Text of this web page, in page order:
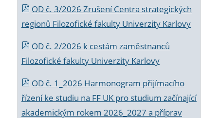
OD č. 3/2026 Zrušení Centra strategických
regionů Filozofické fakulty Univerzity Karlovy
OD č. 2/2026 k cestám zaměstnanců
Filozofické fakulty Univerzity Karlovy
OD č. 1_2026 Harmonogram přijímacího
řízení ke studiu na FF UK pro studium začínající
akademickým rokem 2026_2027 a příprav